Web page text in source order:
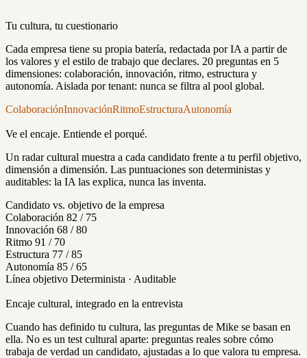
Tu cultura, tu cuestionario
Cada empresa tiene su propia batería, redactada por IA a partir de
los valores y el estilo de trabajo que declares. 20 preguntas en 5
dimensiones: colaboración, innovación, ritmo, estructura y
autonomía. Aislada por tenant: nunca se filtra al pool global.
ColaboraciónInnovaciónRitmoEstructuraAutonomía
Ve el encaje. Entiende el porqué.
Un radar cultural muestra a cada candidato frente a tu perfil objetivo,
dimensión a dimensión. Las puntuaciones son deterministas y
auditables: la IA las explica, nunca las inventa.
Candidato vs. objetivo de la empresa
Colaboración 82 / 75
Innovación 68 / 80
Ritmo 91 / 70
Estructura 77 / 85
Autonomía 85 / 65
Línea objetivo Determinista · Auditable
Encaje cultural, integrado en la entrevista
Cuando has definido tu cultura, las preguntas de Mike se basan en
ella. No es un test cultural aparte: preguntas reales sobre cómo
trabaja de verdad un candidato, ajustadas a lo que valora tu empresa.